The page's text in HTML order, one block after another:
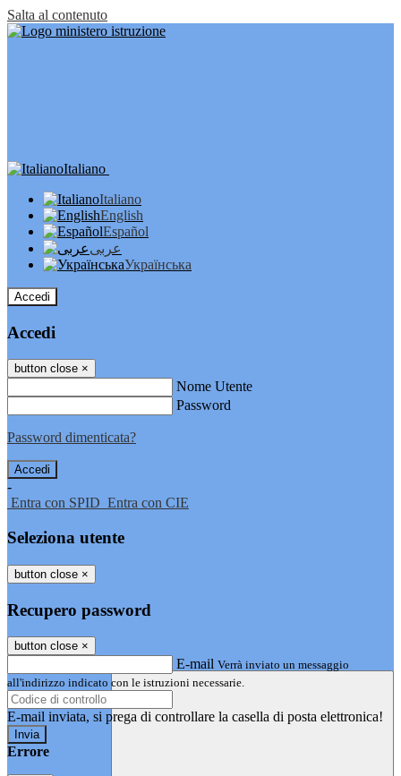
Salta al contenuto
Italiano
Italiano
English
Español
عربى
Українська
Accedi
Accedi
button close ×
Nome Utente
Password
Password dimenticata?
-
Entra con SPID Entra con CIE
Seleziona utente
button close ×
Recupero password
button close ×
E-mail Verrà inviato un messaggio
all'indirizzo indicato con le istruzioni necessarie.
E-mail inviata, si prega di controllare la casella di posta elettronica!
Errore